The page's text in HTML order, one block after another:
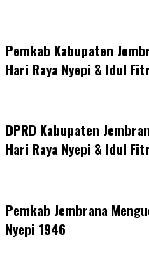
Pemkab Kabupaten
Hari Raya Nyepi & Idul
DPRD Kabupaten
Hari Raya Nyepi & Idul
Pemkab Jembrana
Nyepi 1946